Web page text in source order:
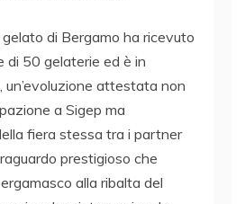
di Bergamo ha ricevuto
di 50 gelaterie ed è in
un’evoluzione attestata non
a Sigep ma
fiera stessa tra i partner
prestigioso che
alla ribalta del